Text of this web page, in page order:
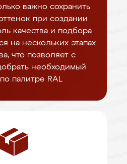
важно сохранить
при создании
качества и подбора
на нескольких этапах
что позволяет с
необходимый
палитре RAL